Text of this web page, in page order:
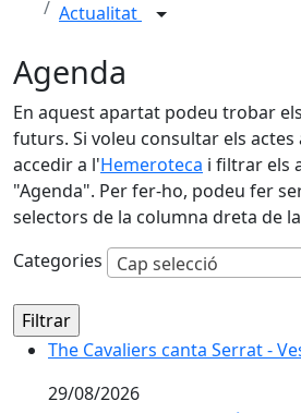
Actualitat
Agenda
En aquest apartat podeu trobar
futurs. Si voleu consultar els
accedir a l'Hemeroteca i filtrar els
"Agenda". Per fer-ho, podeu fer
selectors de la columna dreta de
Categories
Cap selecció
The Cavaliers canta Serrat -
The Cavaliers canta Serrat -
29/08/2026